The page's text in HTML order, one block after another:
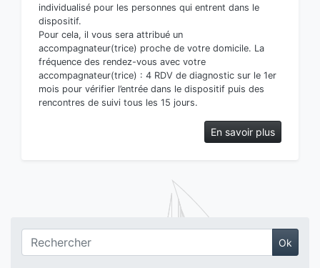
individualisé pour les personnes qui entrent dans le
dispositif.
Pour cela, il vous sera attribué un
accompagnateur(trice) proche de votre domicile. La
fréquence des rendez-vous avec votre
accompagnateur(trice) : 4 RDV de diagnostic sur le 1er
mois pour vérifier l’entrée dans le dispositif puis des
rencontres de suivi tous les 15 jours.
En savoir plus
Recherche
Ok